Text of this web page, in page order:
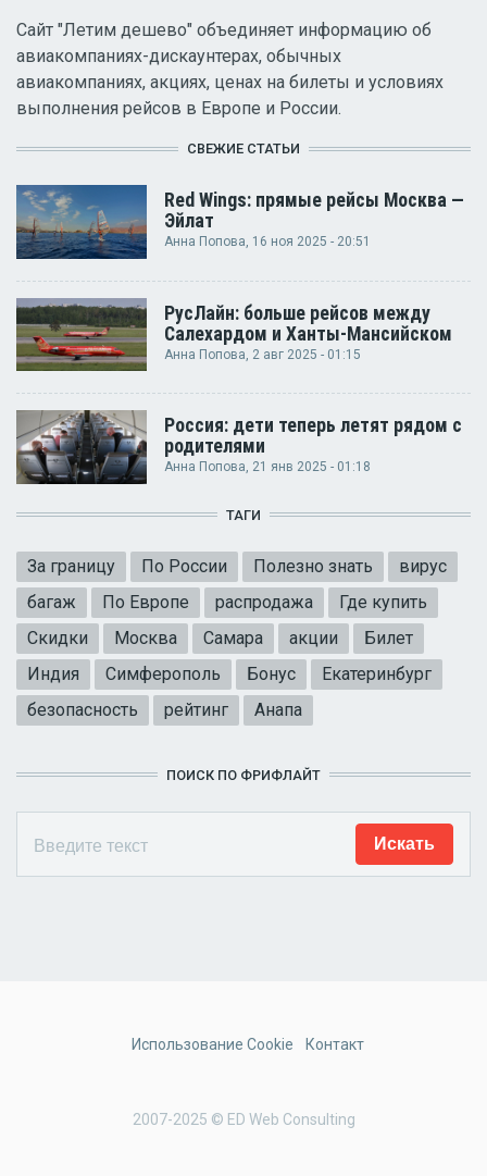
Сайт "Летим дешево" объединяет информацию об
авиакомпаниях-дискаунтерах, обычных
авиакомпаниях, акциях, ценах на билеты и условиях
выполнения рейсов в Европе и России.
СВЕЖИЕ СТАТЬИ
Red Wings: прямые рейсы Москва —
Эйлат
Анна Попова, 16 ноя 2025 - 20:51
РусЛайн: больше рейсов между
Салехардом и Ханты-Мансийском
Анна Попова , 2 авг 2025 - 01:15
Россия: дети теперь летят рядом с
родителями
Анна Попова, 21 янв 2025 - 01:18
ТАГИ
За границу По России Полезно знать
вирус
багаж
По Европе распродажа
Где купить
Скидки
Москва Самара акции
Билет
Индия
Симферополь Бонус
Екатеринбург
безопасность
рейтинг Анапа
ПОИСК ПО ФРИФЛАЙТ
2007-2025 © ED Web Consulting
Использование Cookie Контакт